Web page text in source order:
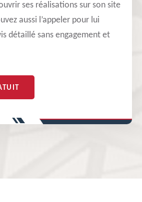
ses réalisations sur son site
aussi l’appeler pour lui
détaillé sans engagement et